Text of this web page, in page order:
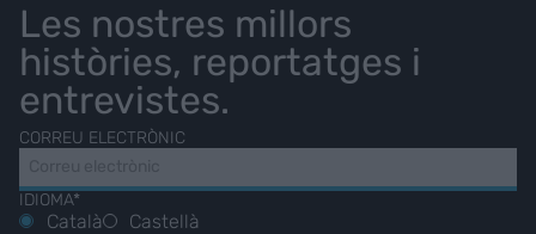
Les nostres millors
històries, reportatges i
entrevistes.
CORREU ELECTRÒNIC
IDIOMA*
Català
Castellà